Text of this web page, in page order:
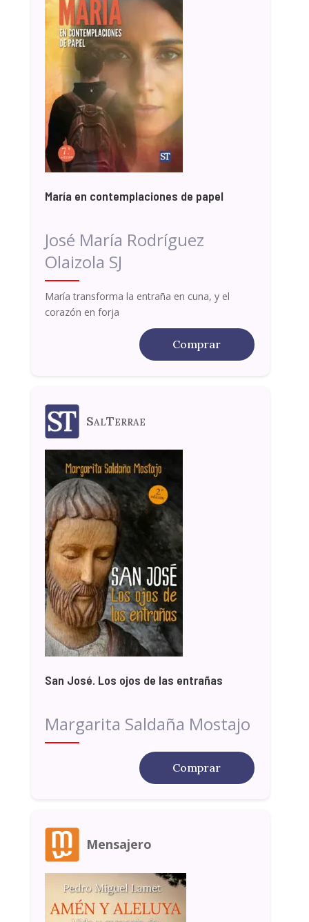
María en contemplaciones de papel
José María Rodríguez
Olaizola SJ
María transforma la entraña en cuna, y el
corazón en forja
Comprar
SalTerrae
San José. Los ojos de las entrañas
Margarita Saldaña Mostajo
Comprar
Mensajero